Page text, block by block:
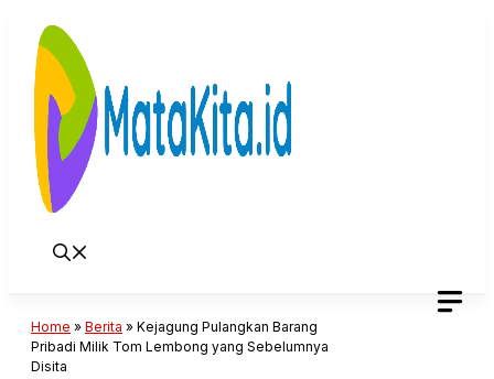
Langsung
Home » Berita » Kejagung Pulangkan Barang
Pribadi Milik Tom Lembong yang Sebelumnya
Disita